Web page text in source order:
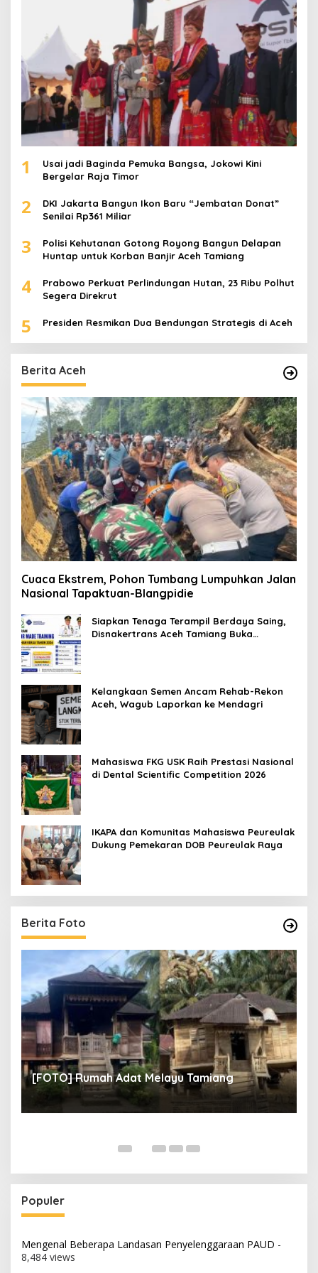
1
Usai jadi Baginda Pemuka Bangsa, Jokowi Kini
Bergelar Raja Timor
2
DKI Jakarta Bangun Ikon Baru “Jembatan Donat”
Senilai Rp361 Miliar
3
Polisi Kehutanan Gotong Royong Bangun Delapan
Huntap untuk Korban Banjir Aceh Tamiang
4
Prabowo Perkuat Perlindungan Hutan, 23 Ribu Polhut
Segera Direkrut
5 Presiden Resmikan Dua Bendungan Strategis di Aceh
Berita Aceh
Cuaca Ekstrem, Pohon Tumbang Lumpuhkan Jalan
Nasional Tapaktuan-Blangpidie
Siapkan Tenaga Terampil Berdaya Saing,
Disnakertrans Aceh Tamiang Buka
Kelangkaan Semen Ancam Rehab-Rekon
Aceh, Wagub Laporkan ke Mendagri
Mahasiswa FKG USK Raih Prestasi Nasional
di Dental Scientific Competition 2026
IKAPA dan Komunitas Mahasiswa Peureulak
Dukung Pemekaran DOB Peureulak Raya
Berita Foto
[FOTO] Rumah Adat Melayu Tamiang
Populer
Mengenal Beberapa Landasan Penyelenggaraan PAUD -
8,484 views